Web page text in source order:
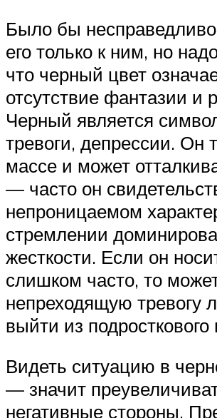
Было бы
его только к ним, но
что черный цвет
отсутствие фантазии и
Черный является
тревоги, депрессии. Он
массе и может
— часто он
непроницаемом
стремлении
жесткости. Если он
слишком часто, то
непреходящую тревогу
выйти из подросткового
Видеть ситуацию в
— значит
негативные стороны.